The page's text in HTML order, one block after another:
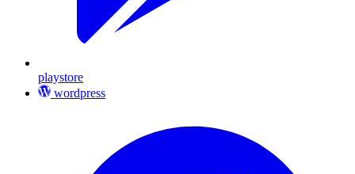
playstore
wordpress